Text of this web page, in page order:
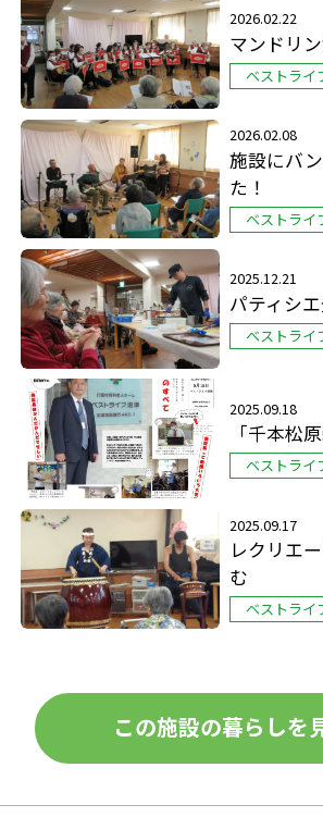
2026.02.22
マンドリ
ベストライ
2026.02.08
施設にバ
た！
ベストライ
2025.12.21
パティシ
ベストライ
2025.09.18
「千本松
ベストライ
2025.09.17
レクリエ
む
ベストライ
この施設の暮らしを